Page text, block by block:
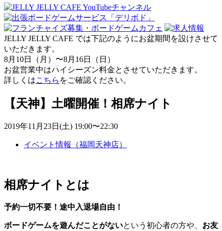
JELLY JELLY CAFE では下記のようにお盆期間を設けさせて
いただきます。
8月10日（月）〜8月16日（日）
お盆営業中はハイシーズン料金とさせていただきます。
詳しくはこちら をご確認ください。
【天神】土曜開催！相席ナイト
2019年11月23日(土) 19:00〜22:30
イベント情報（福岡天神店）
相席ナイトとは
予約一切不要！途中入退場自由！
ボードゲームを遊んだことがないという初心者の方や、 お友